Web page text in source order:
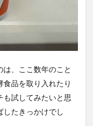
、ここ数年のこと
品を取り入れたり
も試してみたいと思
たきっかけでし